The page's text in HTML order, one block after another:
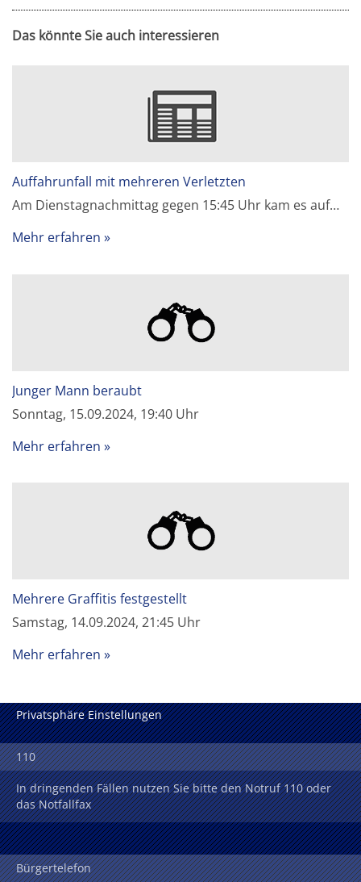
Das könnte Sie auch interessieren
Auffahrunfall mit mehreren Verletzten
Am Dienstagnachmittag gegen 15:45 Uhr kam es auf…
Mehr erfahren
Junger Mann beraubt
Sonntag, 15.09.2024, 19:40 Uhr
Mehr erfahren
Mehrere Graffitis festgestellt
Samstag, 14.09.2024, 21:45 Uhr
Mehr erfahren
Privatsphäre Einstellungen
110
In dringenden Fällen nutzen Sie bitte den Notruf 110 oder
das Notfallfax
Bürgertelefon